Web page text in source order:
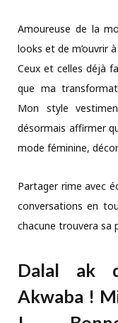
Amoureuse de la
looks et de m’ouvrir
Ceux et celles déjà
que ma
Mon style
désormais affirmer
mode féminine,
Partager rime avec
conversations en
chacune trouvera sa
Dalal ak
Akwaba !